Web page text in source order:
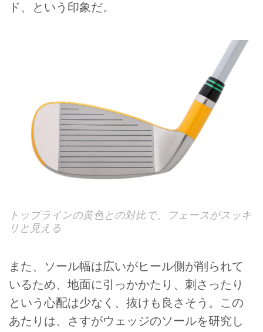
ド、という印象だ。
トップラインの黄色との対比で、フェースがスッキ
リと見える
また、ソール幅は広いがヒール側が削られて
いるため、地面に引っかかたり、刺さったり
という心配は少なく、抜けも良さそう。この
あたりは、さすがウェッジのソールを研究し